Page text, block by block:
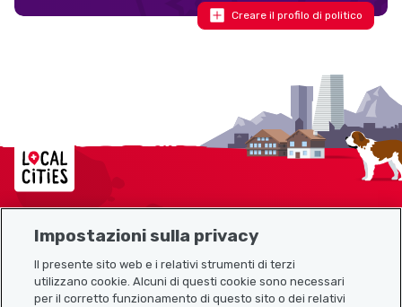
Creare il profilo di politico
Localcities
Link utili
Impostazioni sulla privacy
Il presente sito web e i relativi strumenti di terzi
utilizzano cookie. Alcuni di questi cookie sono necessari
per il corretto funzionamento di questo sito o dei relativi